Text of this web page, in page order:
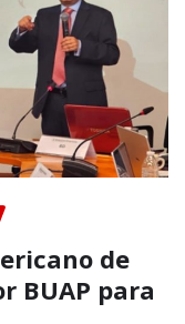
de
BUAP para